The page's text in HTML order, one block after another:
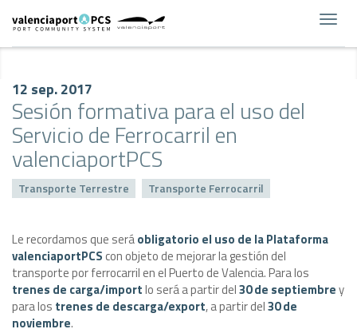
12 sep. 2017
Sesión formativa para el uso del
Servicio de Ferrocarril en
valenciaportPCS
Transporte Terrestre Transporte Ferrocarril
Le recordamos que seráobligatorio el uso de la Plataforma
valenciaportPCScon objeto de mejorar la gestión del
transporte por ferrocarril en el Puerto de Valencia. Para los
trenes de carga/importlo será a partir del30 de septiembrey
para los trenes de descarga/export, a partir del30 de
noviembre.